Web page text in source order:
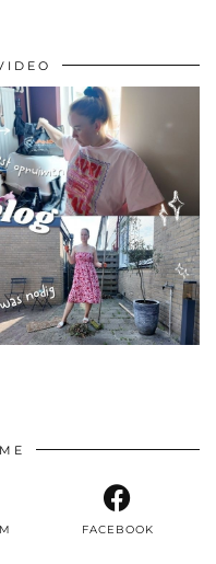
FACEBOOK